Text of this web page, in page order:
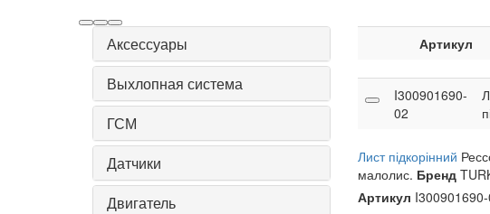
Аксессуары
Выхлопная система
ГСМ
Датчики
Двигатель
Артикул
I300901690-
02
Лист підкорінний
малолис. Бренд
Артикул